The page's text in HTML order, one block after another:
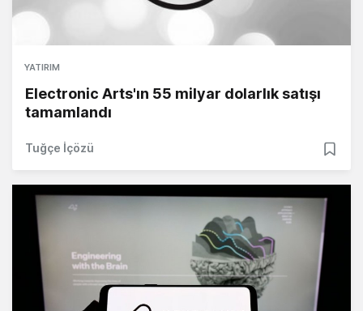
YATIRIM
Electronic Arts'ın 55 milyar dolarlık satışı
tamamlandı
Tuğçe İçözü